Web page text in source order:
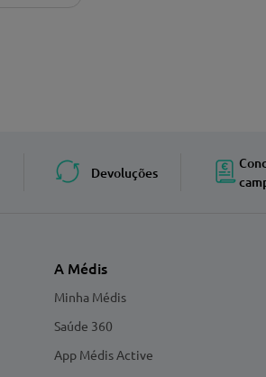
Devoluções
A Médis
Minha Médis
Saúde 360
App Médis Active